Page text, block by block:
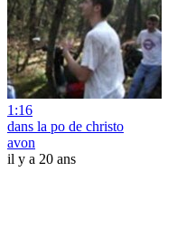
1:16
dans la po de christo
avon
il y a 20 ans